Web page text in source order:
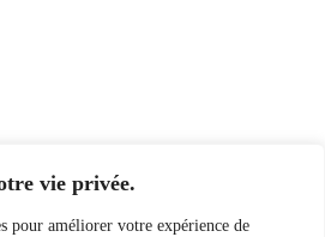
vie privée.
pour améliorer votre expérience de